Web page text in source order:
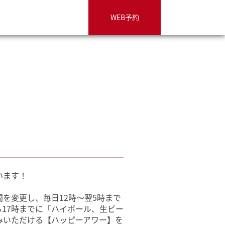
WEB予約
す！
変更し、毎日12時～翌5時まで
時までに「ハイボール、生ビー
ただける【ハッピーアワー】を